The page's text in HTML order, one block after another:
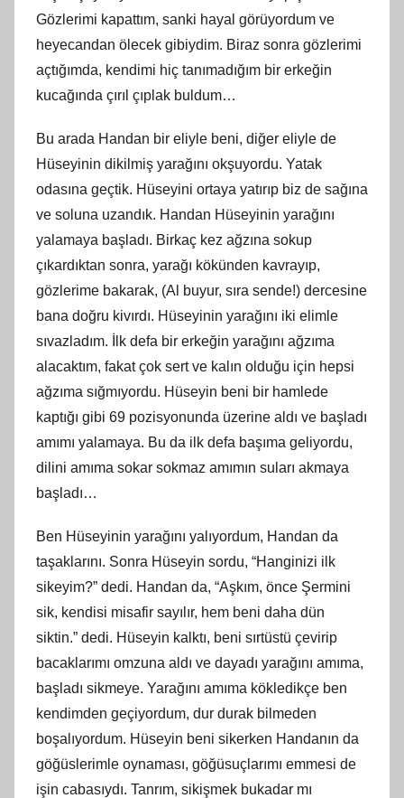
Gözlerimi kapattım, sanki hayal görüyordum ve
heyecandan ölecek gibiydim. Biraz sonra gözlerimi
açtığımda, kendimi hiç tanımadığım bir erkeğin
kucağında çırıl çıplak buldum…
Bu arada Handan bir eliyle beni, diğer eliyle de
Hüseyinin dikilmiş yarağını okşuyordu. Yatak
odasına geçtik. Hüseyini ortaya yatırıp biz de sağına
ve soluna uzandık. Handan Hüseyinin yarağını
yalamaya başladı. Birkaç kez ağzına sokup
çıkardıktan sonra, yarağı kökünden kavrayıp,
gözlerime bakarak, (Al buyur, sıra sende!) dercesine
bana doğru kivırdı. Hüseyinin yarağını iki elimle
sıvazladım. İlk defa bir erkeğin yarağını ağzıma
alacaktım, fakat çok sert ve kalın olduğu için hepsi
ağzıma sığmıyordu. Hüseyin beni bir hamlede
kaptığı gibi 69 pozisyonunda üzerine aldı ve başladı
amımı yalamaya. Bu da ilk defa başıma geliyordu,
dilini amıma sokar sokmaz amımın suları akmaya
başladı…
Ben Hüseyinin yarağını yalıyordum, Handan da
taşaklarını. Sonra Hüseyin sordu, “Hanginizi ilk
sikeyim?” dedi. Handan da, “Aşkım, önce Şermini
sik, kendisi misafir sayılır, hem beni daha dün
siktin.” dedi. Hüseyin kalktı, beni sırtüstü çevirip
bacaklarımı omzuna aldı ve dayadı yarağını amıma,
başladı sikmeye. Yarağını amıma kökledikçe ben
kendimden geçiyordum, dur durak bilmeden
boşalıyordum. Hüseyin beni sikerken Handanın da
göğüslerimle oynaması, göğüsuçlarımı emmesi de
işin cabasıydı. Tanrım, sikişmek bukadar mı